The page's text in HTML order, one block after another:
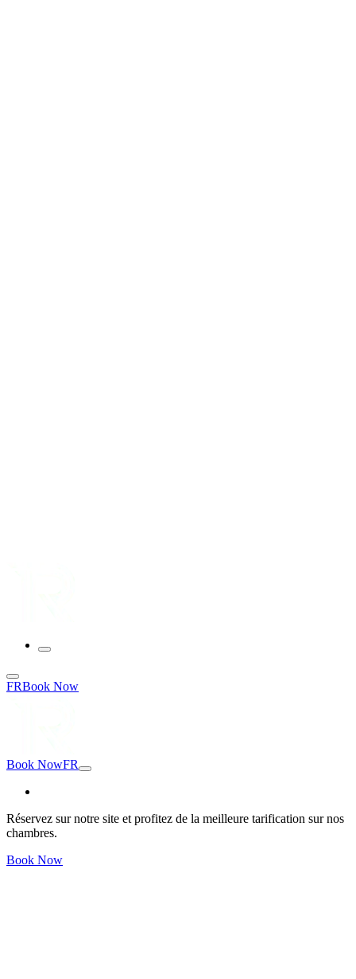
FRBook Now
Book NowFR
Réservez sur notre site et profitez de la meilleure tarification sur nos
chambres.
Book Now